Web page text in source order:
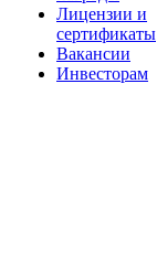
Лицензии и
сертификаты
Вакансии
Инвесторам